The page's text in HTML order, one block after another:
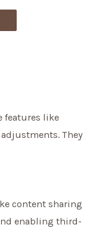
features like
They
content sharing
enabling third-